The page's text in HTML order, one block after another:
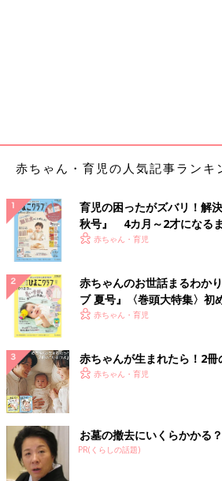
赤ちゃん・育児の人気記事ランキ
育児の困ったがズバリ！解
秋号』 4カ月～2才になる
いっぱい！
赤ちゃん・育児
赤ちゃんのお世話まるわか
ブ 夏号』〈巻頭大特集〉初
く！ おっぱい・ミルクの基
赤ちゃん・育児
赤ちゃんが生まれたら！2冊
赤ちゃん・育児
お墓の撤去にいくらかかる
PR(くらしの話題)